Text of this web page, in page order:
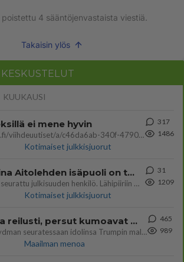
poistettu 4 sääntöjenvastaista viestiä.
Takaisin ylös
KUUKAUSI
ei mene hyvin
https://www.iltalehti.fi/viihdeuutiset/a/c46da6ab-340f-4790-aaa7-0865eed2336 Yrityksen konkurssihakemus on tullut kärä
Kotimaiset julkkisjuorut
317
1486
Tiesitkö? Martina Aitolehden isäpuoli on tämä suosittu laulaja
Martina Aitolehti on seurattu julkisuuden henkilö. Lähipiiriin mahtuu muitakin tunnettuja henkilöitä. Tiesitkö, että Ma
Kotimaiset julkkisjuorut
31
1209
Jos SDP ei voita reilusti, persut kumoavat demokratian Suomesta
Näin tekisi ainakin Rydman seuratessaan idolinsa Trumpin mallia https://www.is.fi/politiikka/art-2000012187244.html
Maailman menoa
465
989